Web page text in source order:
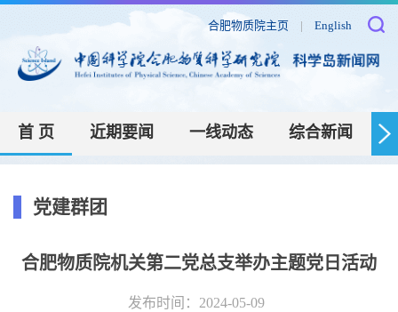
合肥物质院主页 | English
首 页 近期要闻 一线动态 综合新闻
党建群团
合肥物质院机关第二党总支举办主题党日活动
发布时间：2024-05-09